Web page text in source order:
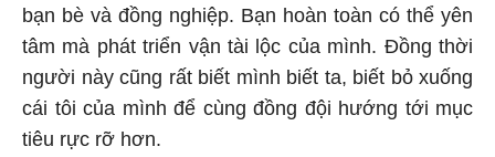
bạn bè và đồng nghiệp. Bạn hoàn toàn có thể yên
tâm mà phát triển vận tài lộc của mình. Đồng thời
người này cũng rất biết mình biết ta, biết bỏ xuống
cái tôi của mình để cùng đồng đội hướng tới mục
tiêu rực rỡ hơn.